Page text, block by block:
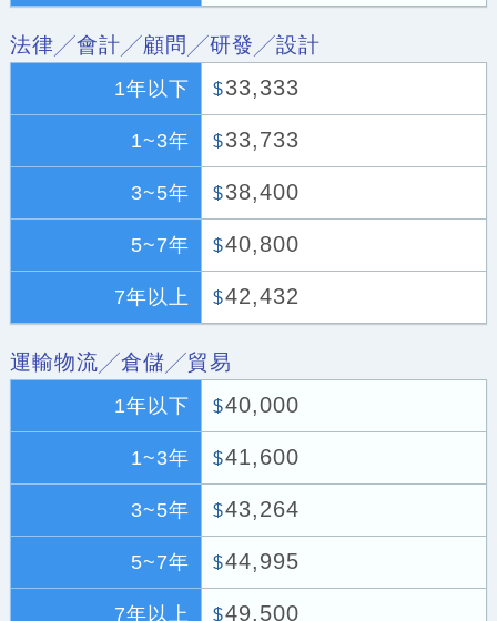
法律╱會計╱顧問╱研發╱設計
1年以下 $33,333
1~3年 $33,733
3~5年 $38,400
5~7年 $40,800
7年以上 $42,432
運輸物流╱倉儲╱貿易
1年以下 $40,000
1~3年 $41,600
3~5年 $43,264
5~7年 $44,995
7年以上 $49,500